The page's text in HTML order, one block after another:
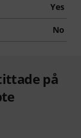
Yes
No
på